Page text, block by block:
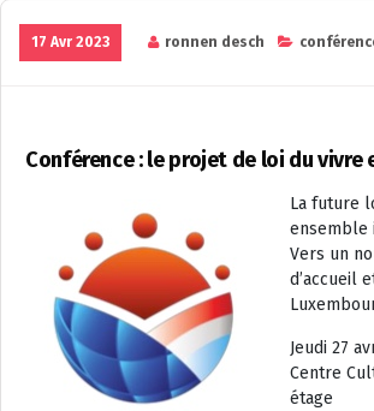
17 Avr 2023 ronnen desch
Conférence : le projet de loi du vivre
La future
ensemble
Vers un
d’accueil
Jeudi 27
Centre
étage